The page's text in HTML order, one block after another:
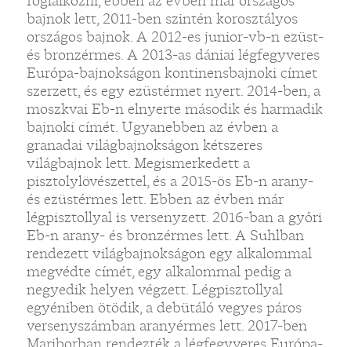
bajnok lett, 2011-ben szintén korosztályos
országos bajnok. A 2012-es junior-vb-n ezüst-
és bronzérmes. A 2013-as dániai légfegyveres
Európa-bajnokságon kontinensbajnoki címet
szerzett, és egy ezüstérmet nyert. 2014-ben, a
moszkvai Eb-n elnyerte második és harmadik
bajnoki címét. Ugyanebben az évben a
granadai világbajnokságon kétszeres
világbajnok lett. Megismerkedett a
pisztolylövészettel, és a 2015-ös Eb-n arany-
és ezüstérmes lett. Ebben az évben már
légpisztollyal is versenyzett. 2016-ban a győri
Eb-n arany- és bronzérmes lett. A Suhlban
rendezett világbajnokságon egy alkalommal
megvédte címét, egy alkalommal pedig a
negyedik helyen végzett. Légpisztollyal
egyéniben ötödik, a debütáló vegyes páros
versenyszámban aranyérmes lett. 2017-ben